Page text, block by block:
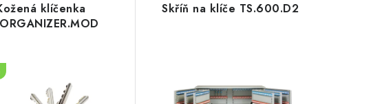
klíčenka
Skříň na klíče TS.600.D2